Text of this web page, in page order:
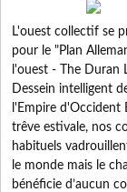
L'ouest collectif se
pour le "Plan
l'ouest - The Duran
Dessein intelligent
l'Empire d'Occident
trêve estivale, nos
habituels
le monde mais le
bénéficie d’aucun